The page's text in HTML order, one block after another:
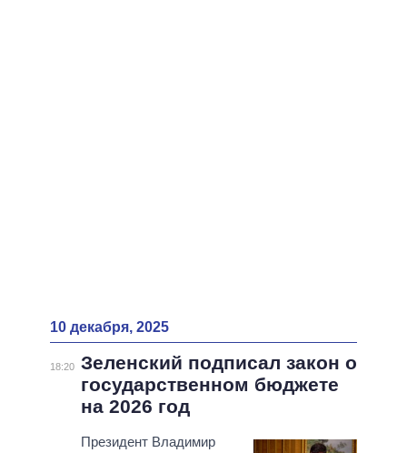
10 декабря, 2025
18:20 Зеленский подписал закон о
государственном бюджете
на 2026 год
Президент Владимир